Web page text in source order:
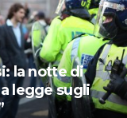
la notte di
legge sugli